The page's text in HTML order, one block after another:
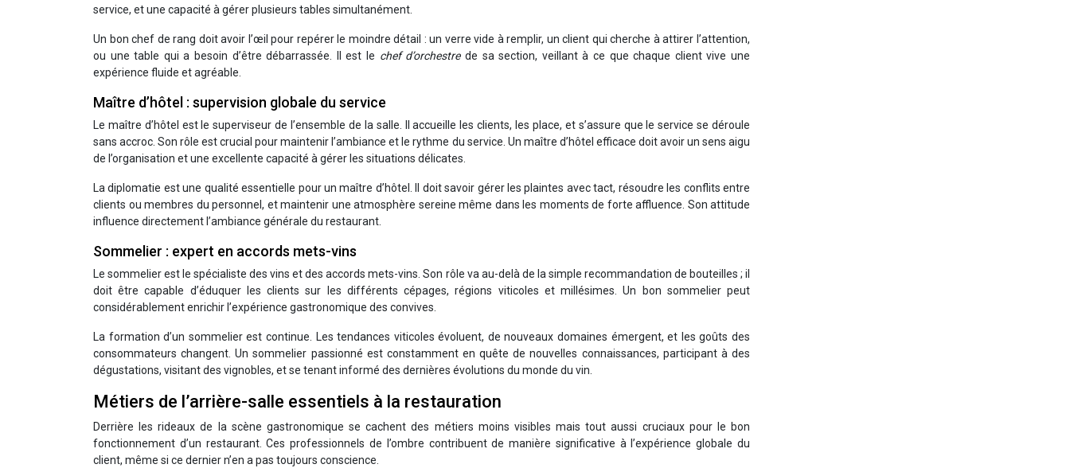
service, et une capacité à gérer plusieurs tables simultanément.
Un bon chef de rang doit avoir l’œil pour repérer le moindre détail : un verre vide à remplir, un client qui cherche à attirer l’attention,
ou une table qui a besoin d’être débarrassée. Il est le chef d’orchestre de sa section, veillant à ce que chaque client vive une
expérience fluide et agréable.
Maître d’hôtel : supervision globale du service
Le maître d’hôtel est le superviseur de l’ensemble de la salle. Il accueille les clients, les place, et s’assure que le service se déroule
sans accroc. Son rôle est crucial pour maintenir l’ambiance et le rythme du service. Un maître d’hôtel efficace doit avoir un sens aigu
de l’organisation et une excellente capacité à gérer les situations délicates.
La diplomatie est une qualité essentielle pour un maître d’hôtel. Il doit savoir gérer les plaintes avec tact, résoudre les conflits entre
clients ou membres du personnel, et maintenir une atmosphère sereine même dans les moments de forte affluence. Son attitude
influence directement l’ambiance générale du restaurant.
Sommelier : expert en accords mets-vins
Le sommelier est le spécialiste des vins et des accords mets-vins. Son rôle va au-delà de la simple recommandation de bouteilles ; il
doit être capable d’éduquer les clients sur les différents cépages, régions viticoles et millésimes. Un bon sommelier peut
considérablement enrichir l’expérience gastronomique des convives.
La formation d’un sommelier est continue. Les tendances viticoles évoluent, de nouveaux domaines émergent, et les goûts des
consommateurs changent. Un sommelier passionné est constamment en quête de nouvelles connaissances, participant à des
dégustations, visitant des vignobles, et se tenant informé des dernières évolutions du monde du vin.
Métiers de l’arrière-salle essentiels à la restauration
Derrière les rideaux de la scène gastronomique se cachent des métiers moins visibles mais tout aussi cruciaux pour le bon
fonctionnement d’un restaurant. Ces professionnels de l’ombre contribuent de manière significative à l’expérience globale du
client, même si ce dernier n’en a pas toujours conscience.